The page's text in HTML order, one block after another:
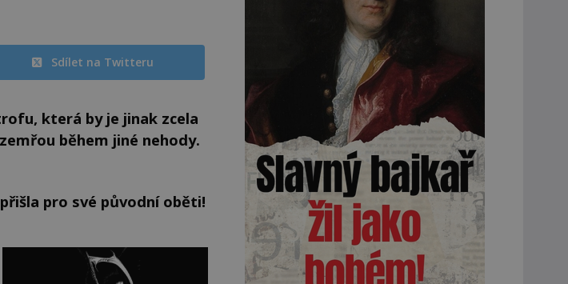
Sdílet na Twitteru
která by je jinak zcela
během jiné nehody.
pro své původní oběti!